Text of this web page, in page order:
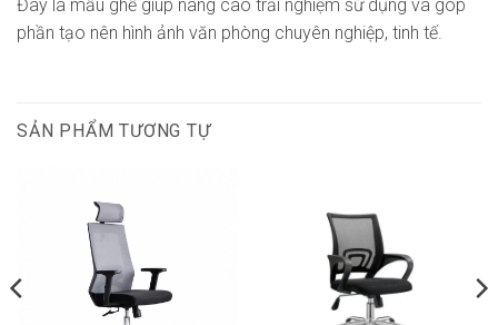
Đây là mẫu ghế giúp nâng cao trải nghiệm sử dụng và góp
phần tạo nên hình ảnh văn phòng chuyên nghiệp, tinh tế.
SẢN PHẨM TƯƠNG TỰ